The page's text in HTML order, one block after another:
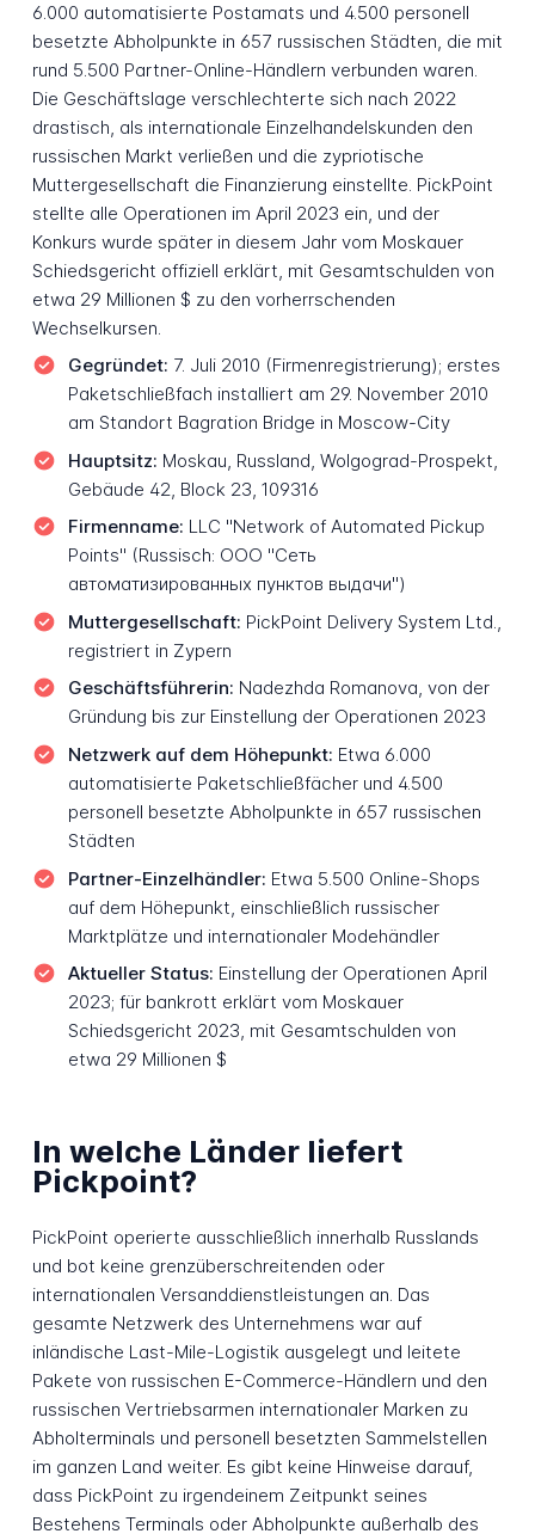
6.000 automatisierte Postamats und 4.500 personell
besetzte Abholpunkte in 657 russischen Städten, die mit
rund 5.500 Partner-Online-Händlern verbunden waren.
Die Geschäftslage verschlechterte sich nach 2022
drastisch, als internationale Einzelhandelskunden den
russischen Markt verließen und die zypriotische
Muttergesellschaft die Finanzierung einstellte. PickPoint
stellte alle Operationen im April 2023 ein, und der
Konkurs wurde später in diesem Jahr vom Moskauer
Schiedsgericht offiziell erklärt, mit Gesamtschulden von
etwa 29 Millionen $ zu den vorherrschenden
Wechselkursen.
Gegründet: 7. Juli 2010 (Firmenregistrierung); erstes
Paketschließfach installiert am 29. November 2010
am Standort Bagration Bridge in Moscow-City
Hauptsitz: Moskau, Russland, Wolgograd-Prospekt,
Gebäude 42, Block 23, 109316
Firmenname: LLC "Network of Automated Pickup
Points" (Russisch: ООО "Сеть
автоматизированных пунктов выдачи")
Muttergesellschaft: PickPoint Delivery System Ltd.,
registriert in Zypern
Geschäftsführerin: Nadezhda Romanova, von der
Gründung bis zur Einstellung der Operationen 2023
Netzwerk auf dem Höhepunkt: Etwa 6.000
automatisierte Paketschließfächer und 4.500
personell besetzte Abholpunkte in 657 russischen
Städten
Partner-Einzelhändler: Etwa 5.500 Online-Shops
auf dem Höhepunkt, einschließlich russischer
Marktplätze und internationaler Modehändler
Aktueller Status: Einstellung der Operationen April
2023; für bankrott erklärt vom Moskauer
Schiedsgericht 2023, mit Gesamtschulden von
etwa 29 Millionen $
In welche Länder liefert
Pickpoint?
PickPoint operierte ausschließlich innerhalb Russlands
und bot keine grenzüberschreitenden oder
internationalen Versanddienstleistungen an. Das
gesamte Netzwerk des Unternehmens war auf
inländische Last-Mile-Logistik ausgelegt und leitete
Pakete von russischen E-Commerce-Händlern und den
russischen Vertriebsarmen internationaler Marken zu
Abholterminals und personell besetzten Sammelstellen
im ganzen Land weiter. Es gibt keine Hinweise darauf,
dass PickPoint zu irgendeinem Zeitpunkt seines
Bestehens Terminals oder Abholpunkte außerhalb des